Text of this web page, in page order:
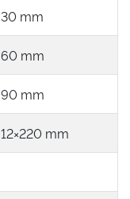
30 mm
60 mm
90 mm
12×220 mm